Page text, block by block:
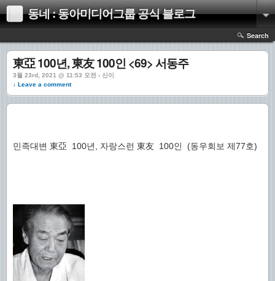
동네 : 동아미디어그룹 공식 블로그
Search
東亞 100년, 東友 100인 <69> 서동주
3월 23rd, 2021 @ 11:53 오전 › 신이
↓ Leave a comment
민족대변 東亞 100년, 자랑스런 東友 100인 (동우회보 제77호)